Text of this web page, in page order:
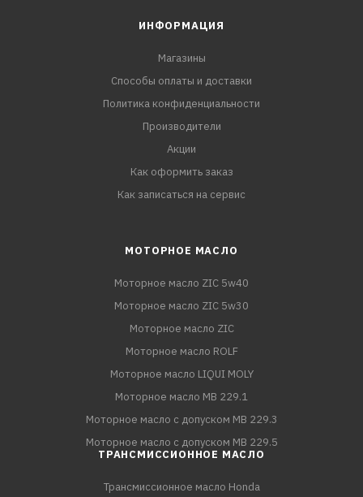
ИНФОРМАЦИЯ
Магазины
Способы оплаты и доставки
Политика конфиденциальности
Производители
Акции
Как оформить заказ
Как записаться на сервис
МОТОРНОЕ МАСЛО
Моторное масло ZIC 5w40
Моторное масло ZIC 5w30
Моторное масло ZIC
Моторное масло ROLF
Моторное масло LIQUI MOLY
Моторное масло MB 229.1
Моторное масло с допуском MB 229.3
Моторное масло с допуском MB 229.5
ТРАНСМИССИОННОЕ МАСЛО
Трансмиссионное масло Honda